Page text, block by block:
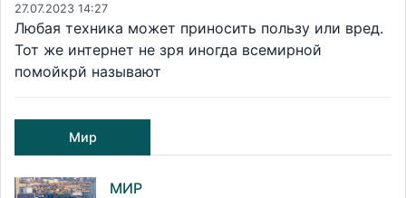
27.07.2023 14:27
Любая техника может приносить пользу или вред.
Тот же интернет не зря иногда всемирной
помойкрй называют
Мир
МИР